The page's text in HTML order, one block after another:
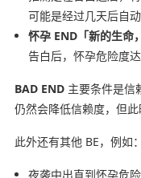
可能是经过几天后自
怀孕 END「新的生命
告白后，怀孕危险度达
BAD END主要条件是信
仍然会降低信赖度，但此
此外还有其他 BE，例如：
夜袭中出直到怀孕危